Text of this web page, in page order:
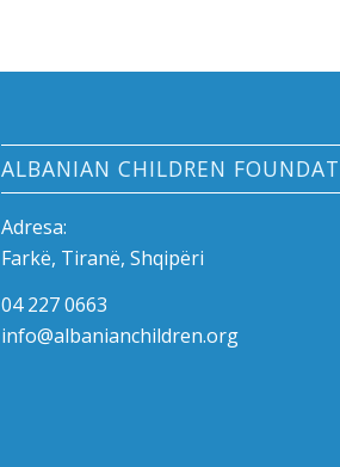
ALBANIAN CHILDREN
Adresa:
Farkë, Tiranë, Shqipëri
04 227 0663
info@albanianchildren.org